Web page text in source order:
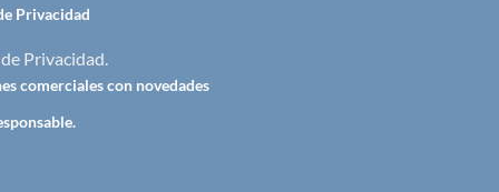
Privacidad
Privacidad.
comerciales con novedades